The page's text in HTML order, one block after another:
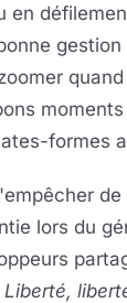
en
formes
lors du
Liberté,